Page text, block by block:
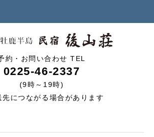
約・お問い合わせ TEL
0225-46-2337
(9時～19時)
につながる場合があります